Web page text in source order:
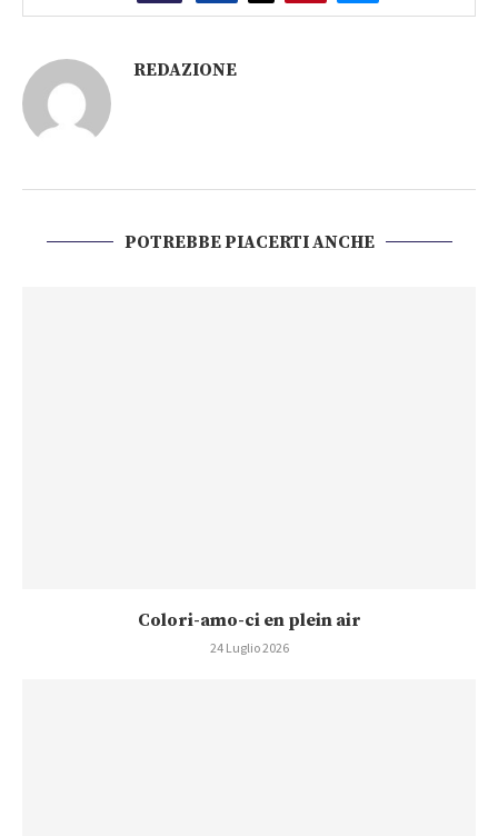
REDAZIONE
POTREBBE PIACERTI ANCHE
Colori-amo-ci en plein air
24 Luglio 2026